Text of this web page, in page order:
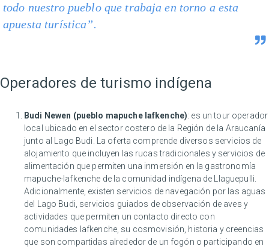
todo nuestro pueblo que trabaja en torno a esta
apuesta turística”.
Operadores de turismo indígena
Budi Newen (pueblo mapuche lafkenche): es un tour operador
local ubicado en el sector costero de la Región de la Araucanía
junto al Lago Budi. La oferta comprende diversos servicios de
alojamiento que incluyen las rucas tradicionales y servicios de
alimentación que permiten una inmersión en la gastronomía
mapuche-lafkenche de la comunidad indígena de Llaguepulli.
Adicionalmente, existen servicios de navegación por las aguas
del Lago Budi, servicios guiados de observación de aves y
actividades que permiten un contacto directo con
comunidades lafkenche, su cosmovisión, historia y creencias
que son compartidas alrededor de un fogón o participando en